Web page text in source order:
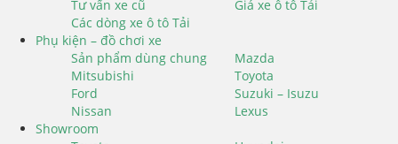
Tư vấn xe cũ
Giá xe ô tô Tải
Các dòng xe ô tô Tải
Phụ kiện – đồ chơi xe
Sản phẩm dùng chung
Mazda
Mitsubishi
Toyota
Ford
Suzuki – Isuzu
Nissan
Lexus
Showroom